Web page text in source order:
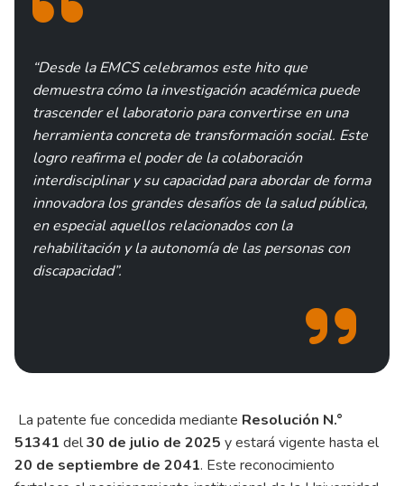
“Desde la EMCS celebramos este hito que
demuestra cómo la investigación académica puede
trascender el laboratorio para convertirse en una
herramienta concreta de transformación social. Este
logro reafirma el poder de la colaboración
interdisciplinar y su capacidad para abordar de forma
innovadora los grandes desafíos de la salud pública,
en especial aquellos relacionados con la
rehabilitación y la autonomía de las personas con
discapacidad”.
La patente fue concedida mediante Resolución N.°
51341 del30 de julio de 2025 y estará vigente hasta el
20 de septiembre de 2041. Este reconocimiento